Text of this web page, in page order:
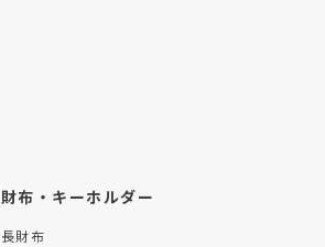
財布・キーホルダー
長財布